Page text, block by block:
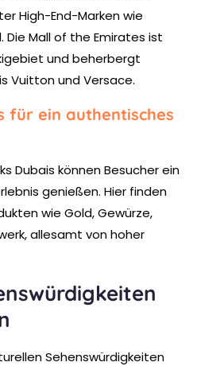
High-End-Marken wie
Die Mall of the Emirates ist
und beherbergt
Vuitton und Versace.
für ein authentisches
Dubais können Besucher ein
genießen. Hier finden
wie Gold, Gewürze,
allesamt von hoher
Sehenswürdigkeiten